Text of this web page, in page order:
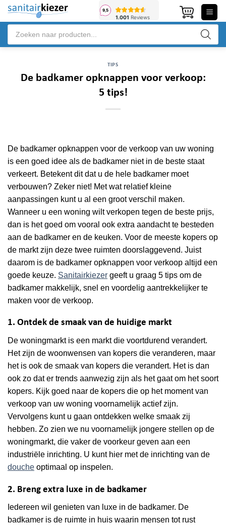
Ga
inhoud
Producten
zoeken
TIPS
De badkamer opknappen voor verkoop:
5 tips!
De badkamer opknappen voor de verkoop van uw woning
is een goed idee als de badkamer niet in de beste staat
verkeert. Betekent dit dat u de hele badkamer moet
verbouwen? Zeker niet! Met wat relatief kleine
aanpassingen kunt u al een groot verschil maken.
Wanneer u een woning wilt verkopen tegen de beste prijs,
dan is het goed om vooral ook extra aandacht te besteden
aan de badkamer en de keuken. Voor de meeste kopers op
de markt zijn deze twee ruimten doorslaggevend. Juist
daarom is de badkamer opknappen voor verkoop altijd een
goede keuze. Sanitairkiezer geeft u graag 5 tips om de
badkamer makkelijk, snel en voordelig aantrekkelijker te
maken voor de verkoop.
1. Ontdek de smaak van de huidige markt
De woningmarkt is een markt die voortdurend verandert.
Het zijn de woonwensen van kopers die veranderen, maar
het is ook de smaak van kopers die verandert. Het is dan
ook zo dat er trends aanwezig zijn als het gaat om het soort
kopers. Kijk goed naar de kopers die op het moment van
verkoop van uw woning voornamelijk actief zijn.
Vervolgens kunt u gaan ontdekken welke smaak zij
hebben. Zo zien we nu voornamelijk jongere stellen op de
woningmarkt, die vaker de voorkeur geven aan een
industriële inrichting. U kunt hier met de inrichting van de
douche optimaal op inspelen.
2. Breng extra luxe in de badkamer
Iedereen wil genieten van luxe in de badkamer. De
badkamer is de ruimte in huis waarin mensen tot rust